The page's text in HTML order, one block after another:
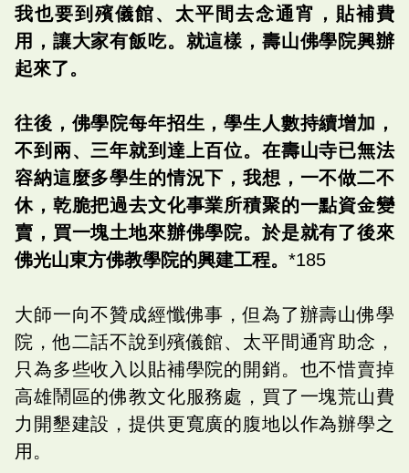
我也要到殯儀館、太平間去念通宵，貼補費
用，讓大家有飯吃。就這樣，壽山佛學院興辦
起來了。
往後，佛學院每年招生，學生人數持續增加，
不到兩、三年就到達上百位。在壽山寺已無法
容納這麼多學生的情況下，我想，一不做二不
休，乾脆把過去文化事業所積聚的一點資金變
賣，買一塊土地來辦佛學院。於是就有了後來
佛光山東方佛教學院的興建工程。 *185
大師一向不贊成經懺佛事，但為了辦壽山佛學
院，他二話不說到殯儀館、太平間通宵助念，
只為多些收入以貼補學院的開銷。也不惜賣掉
高雄鬧區的佛教文化服務處，買了一塊荒山費
力開墾建設，提供更寬廣的腹地以作為辦學之
用。